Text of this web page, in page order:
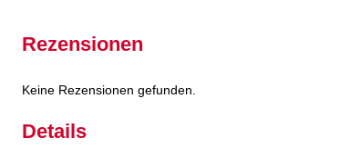
Rezensionen
Keine Rezensionen gefunden.
Details